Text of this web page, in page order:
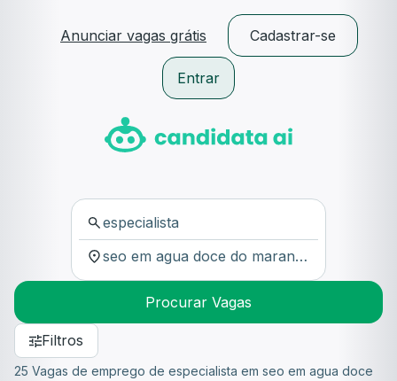
Anunciar vagas grátis Cadastrar-se
Entrar
Procurar Vagas
Filtros
25 Vagas de emprego de especialista em seo em agua doce